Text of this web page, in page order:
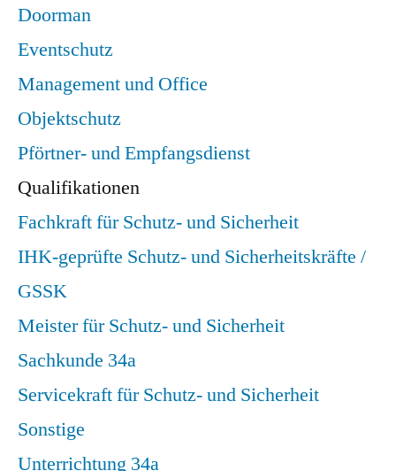
Doorman
Eventschutz
Management und Office
Objektschutz
Pförtner- und Empfangsdienst
Qualifikationen
Fachkraft für Schutz- und Sicherheit
IHK-geprüfte Schutz- und Sicherheitskräfte /
GSSK
Meister für Schutz- und Sicherheit
Sachkunde 34a
Servicekraft für Schutz- und Sicherheit
Sonstige
Unterrichtung 34a